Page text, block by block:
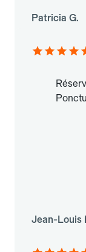
Patricia G.
Jean-Louis